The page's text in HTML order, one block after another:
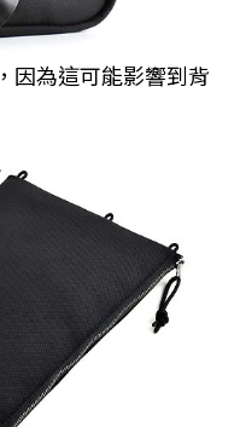
，因為這可能影響到背